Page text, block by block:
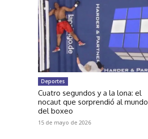
Deportes
Cuatro segundos y a la lona: el
nocaut que sorprendió al mundo
del boxeo
15 de mayo de 2026